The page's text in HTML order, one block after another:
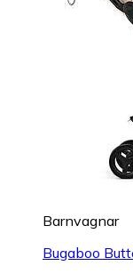
Barnvagnar
Bugaboo